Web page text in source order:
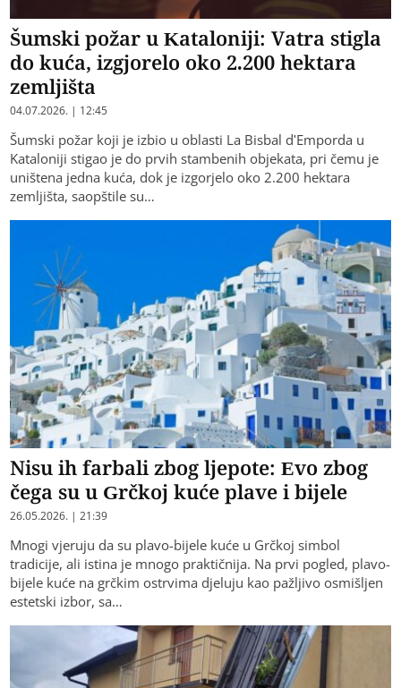
Šumski požar u Kataloniji: Vatra stigla
do kuća, izgjorelo oko 2.200 hektara
zemljišta
04.07.2026. | 12:45
Šumski požar koji je izbio u oblasti La Bisbal d'Emporda u
Kataloniji stigao je do prvih stambenih objekata, pri čemu je
uništena jedna kuća, dok je izgorjelo oko 2.200 hektara
zemljišta, saopštile su…
Nisu ih farbali zbog ljepote: Evo zbog
čega su u Grčkoj kuće plave i bijele
26.05.2026. | 21:39
Mnogi vjeruju da su plavo-bijele kuće u Grčkoj simbol
tradicije, ali istina je mnogo praktičnija. Na prvi pogled, plavo-
bijele kuće na grčkim ostrvima djeluju kao pažljivo osmišljen
estetski izbor, sa…